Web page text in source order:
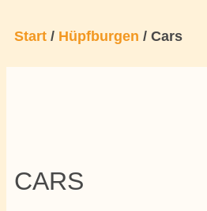
Start / Hüpfburgen / Cars
CARS